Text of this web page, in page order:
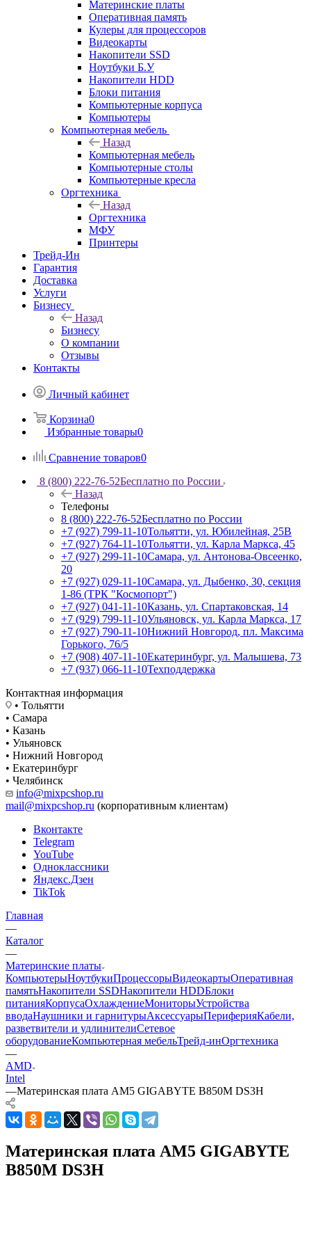
Материнские платы
Оперативная память
Кулеры для процессоров
Видеокарты
Накопители SSD
Ноутбуки Б.У
Накопители HDD
Блоки питания
Компьютерные корпуса
Компьютеры
Компьютерная мебель
Назад
Компьютерная мебель
Компьютерные столы
Компьютерные кресла
Оргтехника
Назад
Оргтехника
МФУ
Принтеры
Трейд-Ин
Гарантия
Доставка
Услуги
Бизнесу
Назад
Бизнесу
О компании
Отзывы
Контакты
Личный кабинет
Корзина0
Избранные товары0
Сравнение товаров0
8 (800) 222-76-52Бесплатно по России
Назад
Телефоны
8 (800) 222-76-52Бесплатно по России
+7 (927) 799-11-10Тольятти, ул. Юбилейная, 25В
+7 (927) 764-11-10Тольятти, ул. Карла Маркса, 45
+7 (927) 299-11-10Самара, ул. Антонова-Овсеенко,
20
+7 (927) 029-11-10Самара, ул. Дыбенко, 30, секция
1-86 (ТРК "Космопорт")
+7 (927) 041-11-10Казань, ул. Спартаковская, 14
+7 (929) 799-11-10Ульяновск, ул. Карла Маркса, 17
+7 (927) 790-11-10Нижний Новгород, пл. Максима
Горького, 76/5
+7 (908) 407-11-10Екатеринбург, ул. Малышева, 73
+7 (937) 066-11-10Техподдержка
Контактная информация
• Тольятти
• Самара
• Казань
• Ульяновск
• Нижний Новгород
• Екатеринбург
• Челябинск
info@mixpcshop.ru
mail@mixpcshop.ru (корпоративным клиентам)
Вконтакте
Telegram
YouTube
Одноклассники
Яндекс.Дзен
TikTok
Главная
—
Каталог
—
Материнские платы
КомпьютерыНоутбукиПроцессорыВидеокартыОперативная
памятьНакопители SSDНакопители HDDБлоки
питанияКорпусаОхлаждениеМониторыУстройства
вводаНаушники и гарнитурыАксессуарыПериферияКабели,
разветвители и удлинителиСетевое
оборудованиеКомпьютерная мебельТрейд-инОргтехника
—
AMD
Intel
—Материнская плата AM5 GIGABYTE B850M DS3H
Материнская плата AM5 GIGABYTE
B850M DS3H